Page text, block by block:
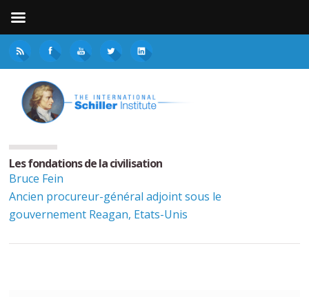
Les fondations de la civilisation
Bruce Fein
Ancien procureur-général adjoint sous le
gouvernement Reagan, Etats-Unis